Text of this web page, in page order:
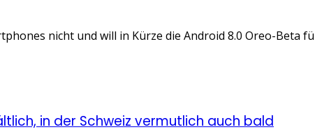
nicht und will in Kürze die Android 8.0 Oreo-Beta
in der Schweiz vermutlich auch bald